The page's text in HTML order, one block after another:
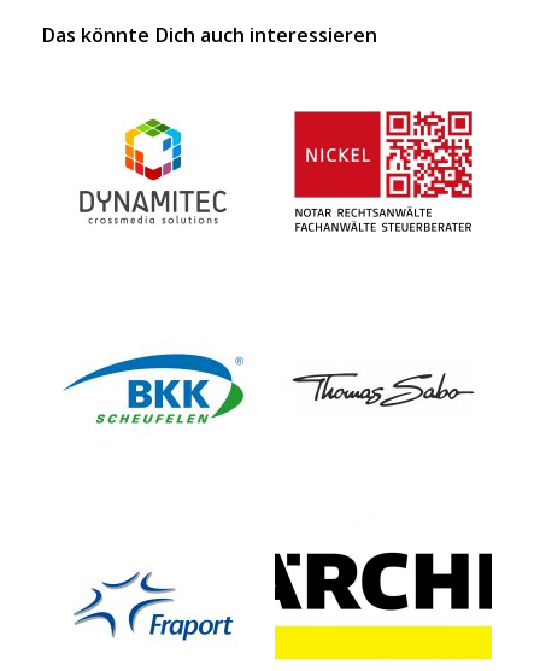
Das könnte Dich auch interessieren